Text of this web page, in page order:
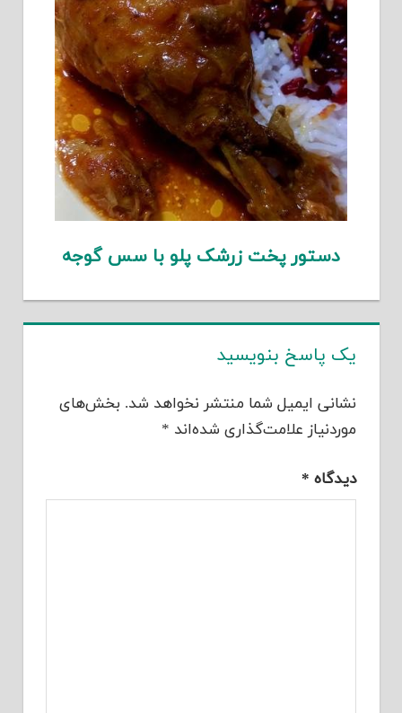
دستور پخت زرشک پلو با سس گوجه
یک پاسخ بنویسید
نشانی ایمیل شما منتشر نخواهد شد. بخش‌های
موردنیاز علامت‌گذاری شده‌اند *
دیدگاه *